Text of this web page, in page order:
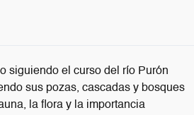
siguiendo el curso del río Purón
sus pozas, cascadas y bosques
la flora y la importancia